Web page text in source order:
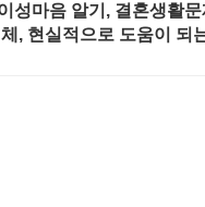
성마음 알기, 결혼생활
, 현실적으로 도움이 되